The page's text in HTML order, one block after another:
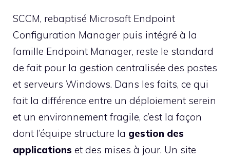
SCCM, rebaptisé Microsoft Endpoint
Configuration Manager puis intégré à la
famille Endpoint Manager, reste le standard
de fait pour la gestion centralisée des postes
et serveurs Windows. Dans les faits, ce qui
fait la différence entre un déploiement serein
et un environnement fragile, c’est la façon
dont l’équipe structure la gestion des
applications et des mises à jour. Un site